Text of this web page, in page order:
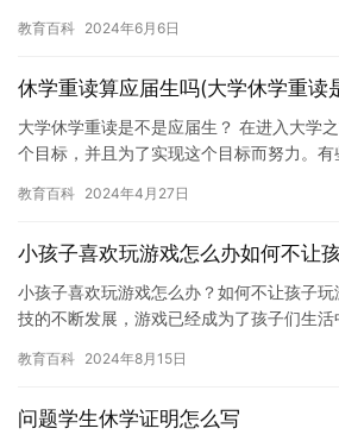
画。 …
教育百科 2024年6月6日
休学重读算应届生吗(大学休学重读
大学休学重读是不是应届生？ 在进入大学
个目标，并且为了实现这个目标而努力。有
方式…
教育百科 2024年4月27日
小孩子喜欢玩游戏怎么办如何不让
小孩子喜欢玩游戏怎么办？如何不让孩子
技的不断发展，游戏已经成为了孩子们生活
但是…
教育百科 2024年8月15日
问题学生休学证明怎么写